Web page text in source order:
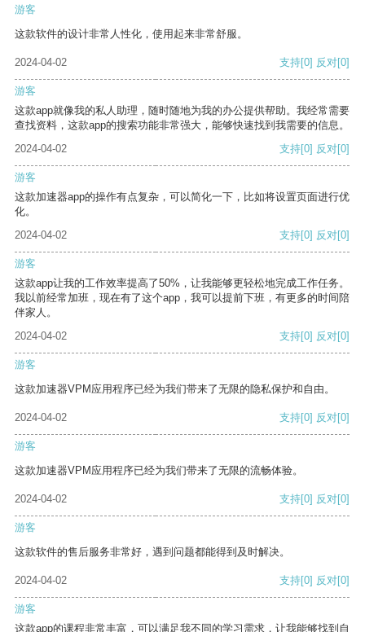
游客
这款软件的设计非常人性化，使用起来非常舒服。
2024-04-02 支持[0] 反对[0]
游客
这款app就像我的私人助理，随时随地为我的办公提供帮助。我经常需要
查找资料，这款app的搜索功能非常强大，能够快速找到我需要的信息。
2024-04-02
支持[0] 反对[0]
游客
这款加速器app的操作有点复杂，可以简化一下，比如将设置页面进行优
化。
2024-04-02
支持[0] 反对[0]
游客
这款app让我的工作效率提高了50%，让我能够更轻松地完成工作任务。
我以前经常加班，现在有了这个app，我可以提前下班，有更多的时间陪
伴家人。
2024-04-02
支持[0] 反对[0]
游客
这款加速器VPM应用程序已经为我们带来了无限的隐私保护和自由。
2024-04-02 支持[0] 反对[0]
游客
这款加速器VPM应用程序已经为我们带来了无限的流畅体验。
2024-04-02 支持[0] 反对[0]
游客
这款软件的售后服务非常好，遇到问题都能得到及时解决。
2024-04-02 支持[0] 反对[0]
游客
这款app的课程非常丰富，可以满足我不同的学习需求，让我能够找到自